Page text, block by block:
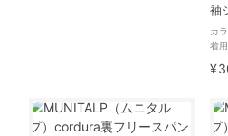
袖
カ
着